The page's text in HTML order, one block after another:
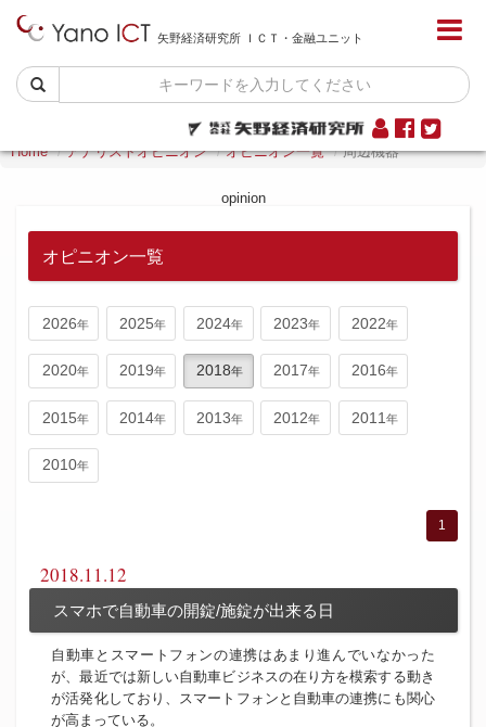
矢野経済研究所 ＩＣＴ・金融ユニット
Home アナリストオピニオン オピニオン一覧 周辺機器
opinion
オピニオン一覧
2026 2025 2024 2023 2022
2020 2019 2018 2017 2016
2015 2014 2013 2012 2011
2010
1
2018.11.12
スマホで自動車の開錠/施錠が出来る日
自動車とスマートフォンの連携はあまり進んでいなかった
が、最近では新しい自動車ビジネスの在り方を模索する動き
が活発化しており、スマートフォンと自動車の連携にも関心
が高まっている。